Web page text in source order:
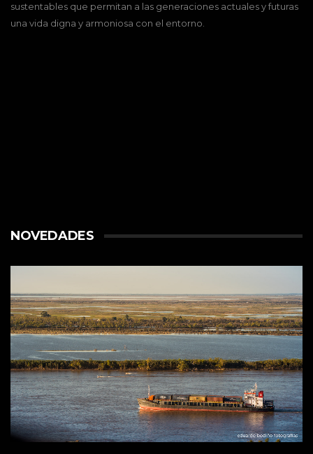
sustentables que permitan a las generaciones actuales y futuras
una vida digna y armoniosa con el entorno.
NOVEDADES